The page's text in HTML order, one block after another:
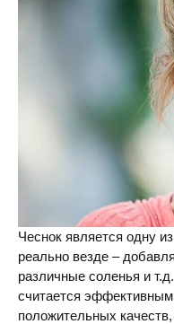
Чеснок является одну
реально везде –
различные соленья и
считается
положительных